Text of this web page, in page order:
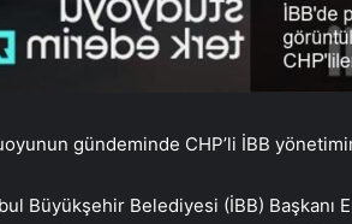
gündeminde CHP’li İBB
Büyükşehir Belediyesi (İBB) Başkanı